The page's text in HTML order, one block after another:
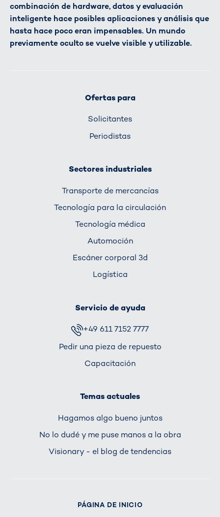
combinación de hardware, datos y evaluación
inteligente hace posibles aplicaciones y análisis que
hasta hace poco eran impensables. Un mundo
previamente oculto se vuelve visible y utilizable.
Ofertas para
Solicitantes
Periodistas
Sectores industriales
Transporte de mercancías
Tecnología para la circulación
Tecnología médica
Automoción
Escáner corporal 3d
Logística
Servicio de ayuda
+49 611 7152 7777
Pedir una pieza de repuesto
Capacitación
Temas actuales
Hagamos algo bueno juntos
No lo dudé y me puse manos a la obra
Visionary - el blog de tendencias
PÁGINA DE INICIO